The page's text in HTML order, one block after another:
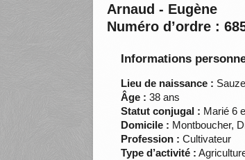
Arnaud - Eugène
Numéro d’ordre :
Informations
Lieu de naissance :
Âge : 38 ans
Statut conjugal : Marié 6
Domicile : Montboucher,
Profession : Cultivateur
Type d’activité :